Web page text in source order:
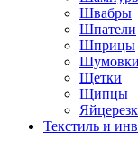
Швабры
Шпатели
Шприцы
Шумовки
Щетки
Щипцы
Текстиль и